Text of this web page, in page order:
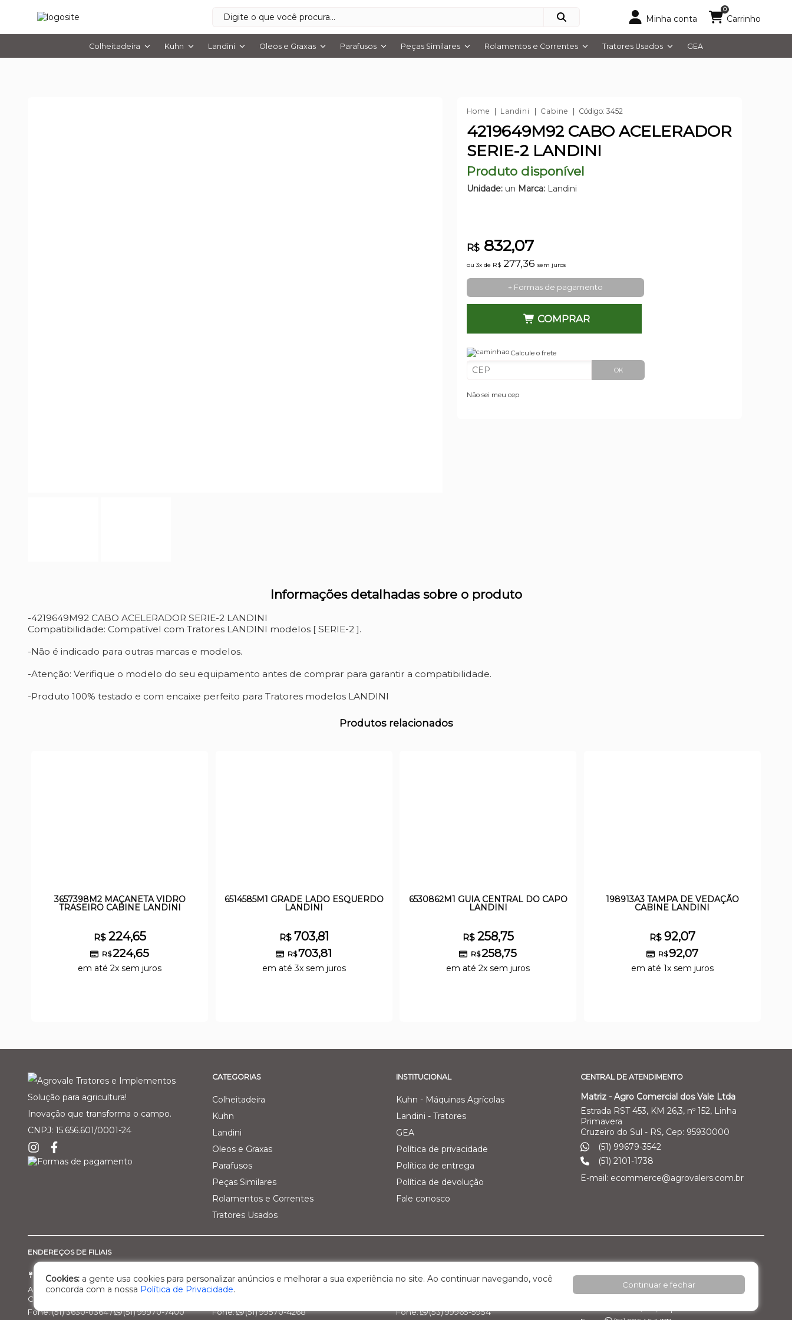
Minha conta
0
Carrinho
Colheitadeira Kuhn Landini Oleos e Graxas Parafusos Peças Similares Rolamentos e Correntes Tratores Usados GEA
Home Landini Cabine Código: 3452
4219649M92 CABO ACELERADOR
SERIE-2 LANDINI
Produto disponível
Unidade: un Marca: Landini
R$ 832,07
ou 3x de R$ 277,36sem juros
+ Formas de pagamento
COMPRAR
Calcule o frete
OK
Não sei meu cep
Informações detalhadas sobre o produto
-4219649M92 CABO ACELERADOR SERIE-2 LANDINI
Compatibilidade: Compatível com Tratores LANDINI modelos [ SERIE-2 ].
-Não é indicado para outras marcas e modelos.
-Atenção: Verifique o modelo do seu equipamento antes de comprar para garantir a compatibilidade.
-Produto 100% testado e com encaixe perfeito para Tratores modelos LANDINI
Produtos relacionados
3657398M2 MAÇANETA VIDRO
TRASEIRO CABINE LANDINI
R$ 224,65
R$224,65
em até 2x sem juros
6514585M1 GRADE LADO ESQUERDO
LANDINI
R$ 703,81
R$703,81
em até 3x sem juros
6530862M1 GUIA CENTRAL DO CAPO
LANDINI
R$ 258,75
R$258,75
em até 2x sem juros
198913A3 TAMPA DE VEDAÇÃO
CABINE LANDINI
R$ 92,07
R$92,07
em até 1x sem juros
Solução para agricultura!
Inovação que transforma o campo.
CNPJ: 15.656.601/0001-24
CATEGORIAS
Colheitadeira
Kuhn
Landini
Oleos e Graxas
Parafusos
Peças Similares
Rolamentos e Correntes
Tratores Usados
INSTITUCIONAL
Kuhn - Máquinas Agrícolas
Landini - Tratores
GEA
Política de privacidade
Política de entrega
Política de devolução
Fale conosco
CENTRAL DE ATENDIMENTO
Matriz - Agro Comercial dos Vale Ltda
Estrada RST 453, KM 26,3, nº 152, Linha
Primavera
Cruzeiro do Sul - RS, Cep: 95930000
(51) 99679-3542
(51) 2101-1738
E-mail: ecommerce@agrovalers.com.br
ENDEREÇOS DE FILIAIS
Filial 01 - Agro Comercial dos Vale Ltda
Av. Marcelo Gama, 3470, bairro Santa Helena
Cachoeira do Sul/RS – Cep: 95.503-798
Fone: (51) 3630-0364 /
(51) 99970-7400
Filial 02 - Pecuária Leiteira - GEA
Rod. BR 470, Km 161, nº 5000 – Interior
Fone:
(51) 99570-4268
Filial 03 - Agro Comercial dos Vales Ltda
Fone:
(53) 99965-5954
Filial 04 – Pecuária Leiteira - GEA
Rod. RST 453, Km 26,3 nº 152, - Pavilhão 02 -
Cookies: a gente usa cookies para personalizar anúncios e melhorar a sua experiência no site. Ao continuar navegando, você
concorda com a nossa Política de Privacidade. Continuar e fechar